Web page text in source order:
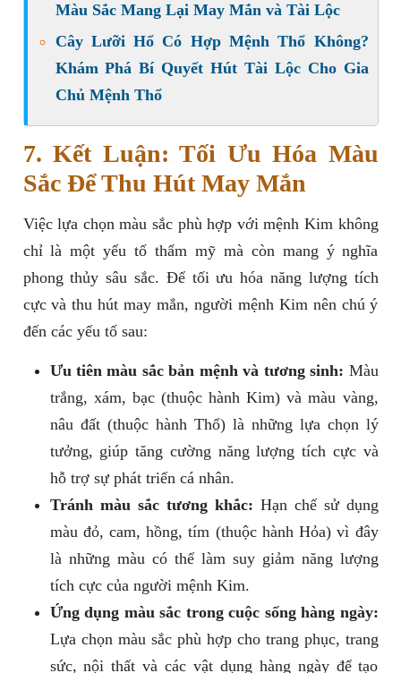
Màu Sắc Mang Lại May Mắn và Tài Lộc
Cây Lưỡi Hổ Có Hợp Mệnh Thổ Không?
Khám Phá Bí Quyết Hút Tài Lộc Cho Gia
Chủ Mệnh Thổ
7. Kết Luận: Tối Ưu Hóa Màu
Sắc Để Thu Hút May Mắn
Việc lựa chọn màu sắc phù hợp với mệnh Kim không
chỉ là một yếu tố thẩm mỹ mà còn mang ý nghĩa
phong thủy sâu sắc. Để tối ưu hóa năng lượng tích
cực và thu hút may mắn, người mệnh Kim nên chú ý
đến các yếu tố sau:
Ưu tiên màu sắc bản mệnh và tương sinh: Màu
trắng, xám, bạc (thuộc hành Kim) và màu vàng,
nâu đất (thuộc hành Thổ) là những lựa chọn lý
tưởng, giúp tăng cường năng lượng tích cực và
hỗ trợ sự phát triển cá nhân.
Tránh màu sắc tương khắc: Hạn chế sử dụng
màu đỏ, cam, hồng, tím (thuộc hành Hỏa) vì đây
là những màu có thể làm suy giảm năng lượng
tích cực của người mệnh Kim.
Ứng dụng màu sắc trong cuộc sống hàng ngày:
Lựa chọn màu sắc phù hợp cho trang phục, trang
sức, nội thất và các vật dụng hàng ngày để tạo